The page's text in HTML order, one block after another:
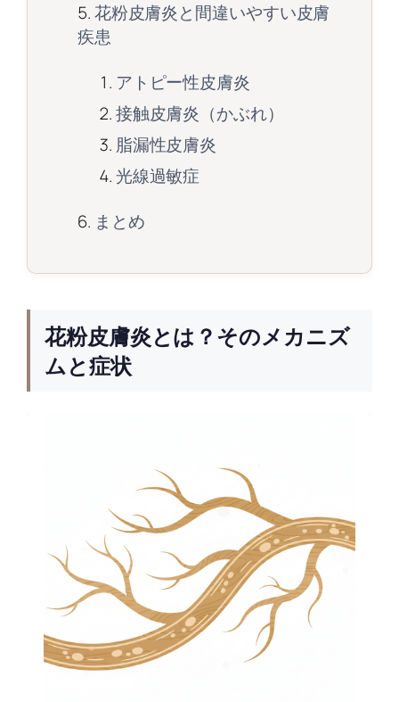
花粉皮膚炎と間違いやすい皮膚
疾患
アトピー性皮膚炎
接触皮膚炎（かぶれ）
脂漏性皮膚炎
光線過敏症
まとめ
花粉皮膚炎とは？そのメカニズ
ムと症状